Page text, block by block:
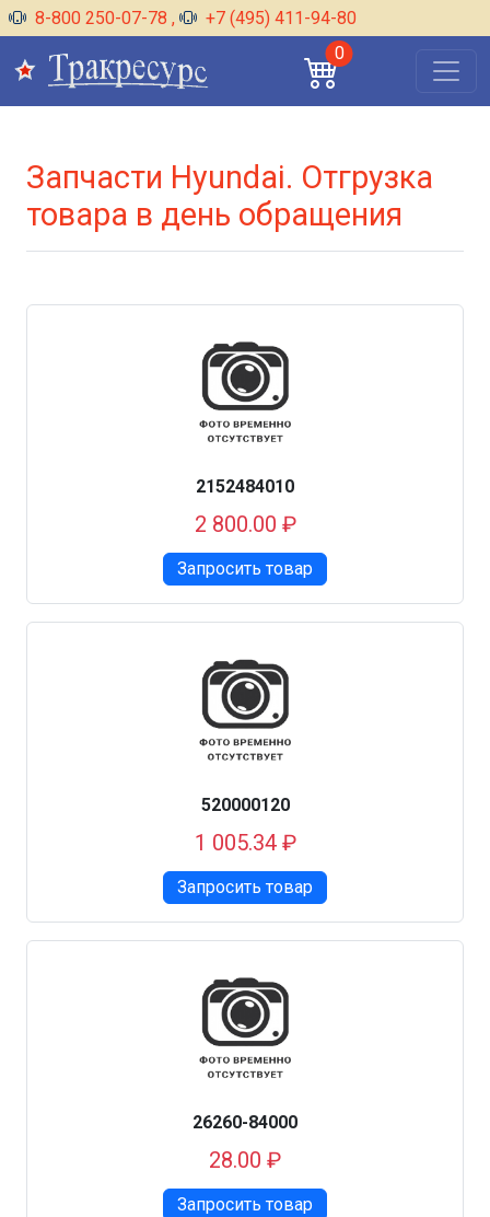
8-800 250-07-78 ,
+7 (495) 411-94-80
0
Запчасти Hyundai. Отгрузка
товара в день обращения
2152484010
2 800.00 ₽
Запросить товар
520000120
1 005.34 ₽
Запросить товар
26260-84000
28.00 ₽
Запросить товар